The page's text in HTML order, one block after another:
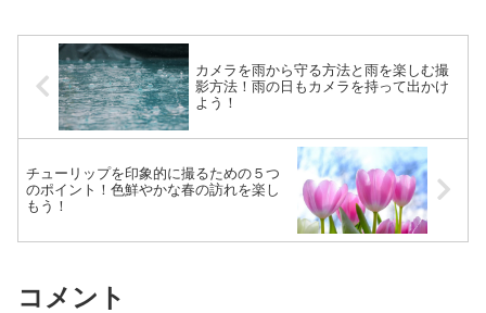
カメラを雨から守る方法と雨を楽しむ撮
影方法！雨の日もカメラを持って出かけ
よう！
チューリップを印象的に撮るための５つ
のポイント！色鮮やかな春の訪れを楽し
もう！
コメント